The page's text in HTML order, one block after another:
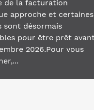
de la facturation
approche et certaines
sont désormais
pour être prêt
2026.Pour vous